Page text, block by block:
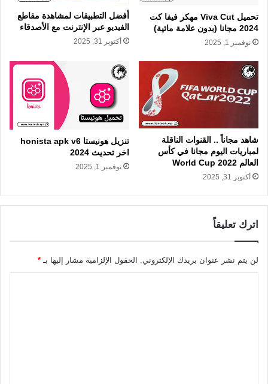
تحميل Viva Cut مهكر فيفا كت
2024 مجانا (بدون علامة مائية)
نوفمبر 1, 2025
أفضل التطبيقات لمشاهدة مقاطع
الفيديو عبر الإنترنت مع الأصدقاء
أكتوبر 31, 2025
شاهد مجاناً .. القنوات الناقلة
لمباريات اليوم مجانا في كأس
العالم 2022 World Cup
أكتوبر 31, 2025
تنزيل هونيستا honista apk v6
اخر تحديث 2024
نوفمبر 1, 2025
اترك تعليقاً
لن يتم نشر عنوان بريدك الإلكتروني. الحقول الإلزامية مشار إليها بـ *